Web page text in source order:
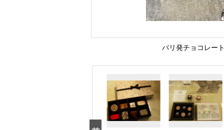
パリ発チョコレー